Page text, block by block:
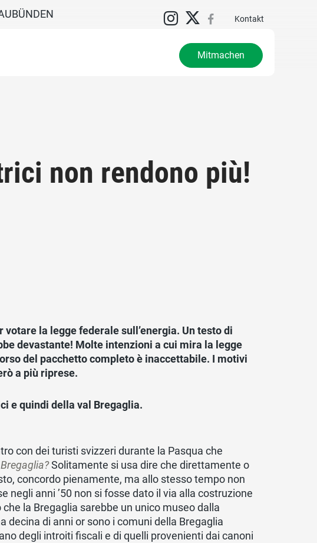
Kontakt
Mitmachen
non rendono più!
la legge federale sull’energia. Un testo di
devastante! Molte intenzioni a cui mira la legge
del pacchetto completo è inaccettabile. I motivi
a più riprese.
e quindi della val Bregaglia.
con dei turisti svizzeri durante la Pasqua che
Solitamente si usa dire che direttamente o
concordo pienamente, ma allo stesso tempo non
anni ’50 non si fosse dato il via alla costruzione
la Bregaglia sarebbe un unico museo dalla
decina di anni or sono i comuni della Bregaglia
degli introiti fiscali e di quelli provenienti dai canoni